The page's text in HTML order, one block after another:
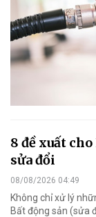
8 đề xuất
sửa đổi
08/08/2026 04:49
Không chỉ xử lý
Bất động sản (sửa